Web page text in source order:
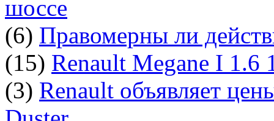
шоссе
(6) Правомерны ли
(15) Renault Megane I 1.6
(3) Renault объявляет